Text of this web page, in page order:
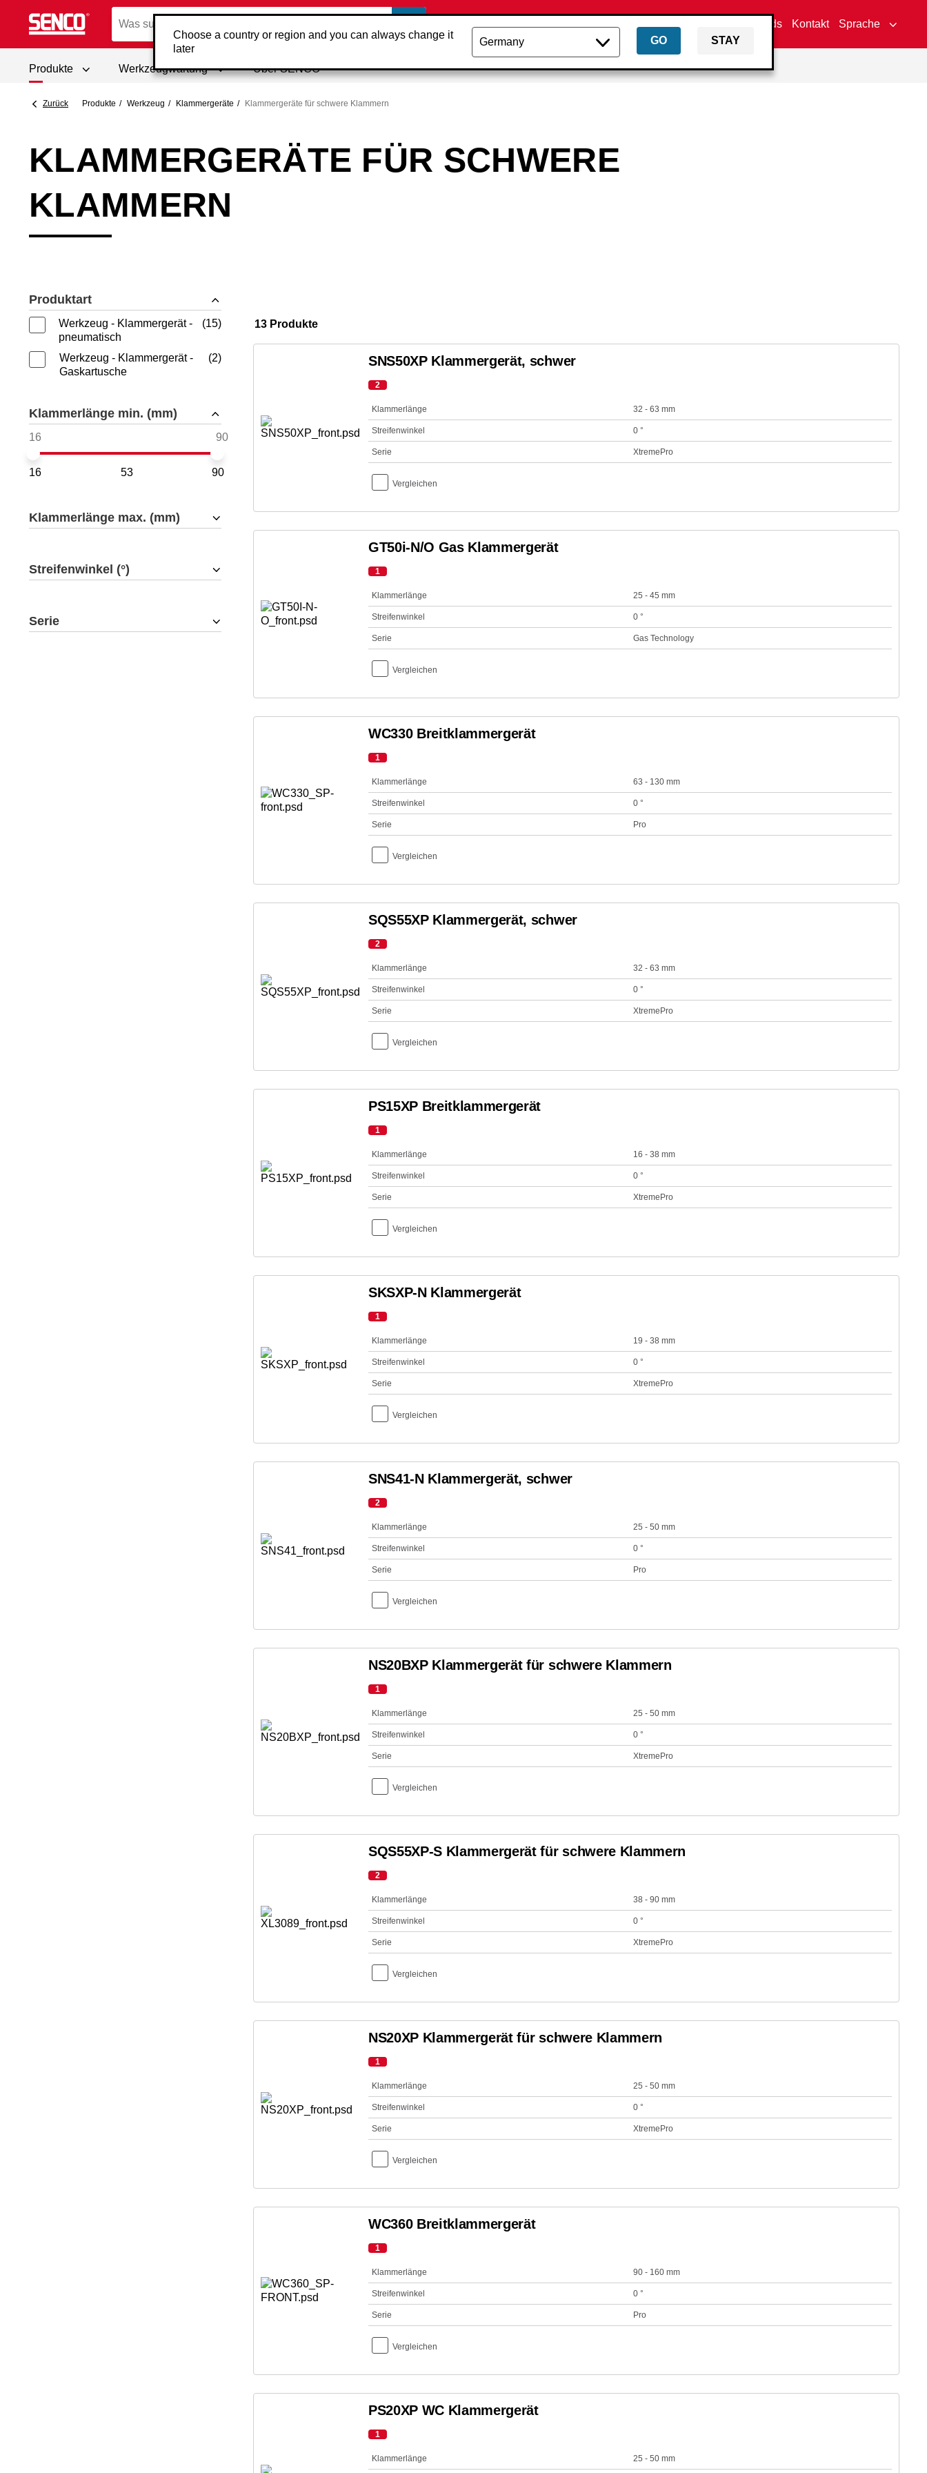
Choose a country or region and you can always change it
later
GO STAY
Downloads Kontakt Sprache
Produkte Werkzeugwartung Über SENCO
Zurück Produkte Werkzeug Klammergeräte Klammergeräte für schwere Klammern
KLAMMERGERÄTE FÜR SCHWERE
KLAMMERN
Produktart
Werkzeug - Klammergerät -
pneumatisch
15
Werkzeug - Klammergerät -
Gaskartusche
2
Klammerlänge min. (mm)
16 53 90
Klammerlänge max. (mm)
Streifenwinkel (°)
Serie
13 Produkte
SNS50XP Klammergerät, schwer
2
Klammerlänge 32 - 63 mm
Streifenwinkel 0 °
Serie XtremePro
Vergleichen
GT50i-N/O Gas Klammergerät
1
Klammerlänge 25 - 45 mm
Streifenwinkel 0 °
Serie Gas Technology
Vergleichen
WC330 Breitklammergerät
1
Klammerlänge 63 - 130 mm
Streifenwinkel 0 °
Serie Pro
Vergleichen
SQS55XP Klammergerät, schwer
2
Klammerlänge 32 - 63 mm
Streifenwinkel 0 °
Serie XtremePro
Vergleichen
PS15XP Breitklammergerät
1
Klammerlänge 16 - 38 mm
Streifenwinkel 0 °
Serie XtremePro
Vergleichen
SKSXP-N Klammergerät
1
Klammerlänge 19 - 38 mm
Streifenwinkel 0 °
Serie XtremePro
Vergleichen
SNS41-N Klammergerät, schwer
2
Klammerlänge 25 - 50 mm
Streifenwinkel 0 °
Serie Pro
Vergleichen
NS20BXP Klammergerät für schwere Klammern
1
Klammerlänge 25 - 50 mm
Streifenwinkel 0 °
Serie XtremePro
Vergleichen
SQS55XP-S Klammergerät für schwere Klammern
2
Klammerlänge 38 - 90 mm
Streifenwinkel 0 °
Serie XtremePro
Vergleichen
NS20XP Klammergerät für schwere Klammern
1
Klammerlänge 25 - 50 mm
Streifenwinkel 0 °
Serie XtremePro
Vergleichen
WC360 Breitklammergerät
1
Klammerlänge 90 - 160 mm
Streifenwinkel 0 °
Serie Pro
Vergleichen
PS20XP WC Klammergerät
1
Klammerlänge 25 - 50 mm